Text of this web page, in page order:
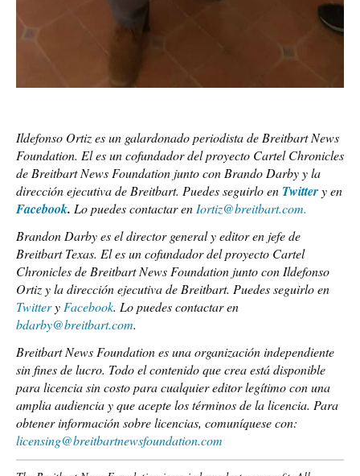
Ildefonso Ortiz es un galardonado periodista de Breitbart News
Foundation. El es un cofundador del proyecto Cartel Chronicles
de Breitbart News Foundation junto con Brando Darby y la
dirección ejecutiva de Breitbart. Puedes seguirlo en Twittery en
Facebook. Lo puedes contactar en Iortiz@breitbart.com.
Brandon Darby es el director general y editor en jefe de
Breitbart Texas. El es un cofundador del proyecto Cartel
Chronicles de Breitbart News Foundation junto con Ildefonso
Ortiz y la dirección ejecutiva de Breitbart. Puedes seguirlo en
Twittery Facebook. Lo puedes contactar en
bdarby@breitbart.com.
Breitbart News Foundation es una organización independiente
sin fines de lucro. Todo el contenido que crea está disponible
para licencia sin costo para cualquier editor legítimo con una
amplia audiencia y que acepte los términos de la licencia. Para
obtener información sobre licencias, comuníquese con:
licensing@breitbartnewsfoundation.com